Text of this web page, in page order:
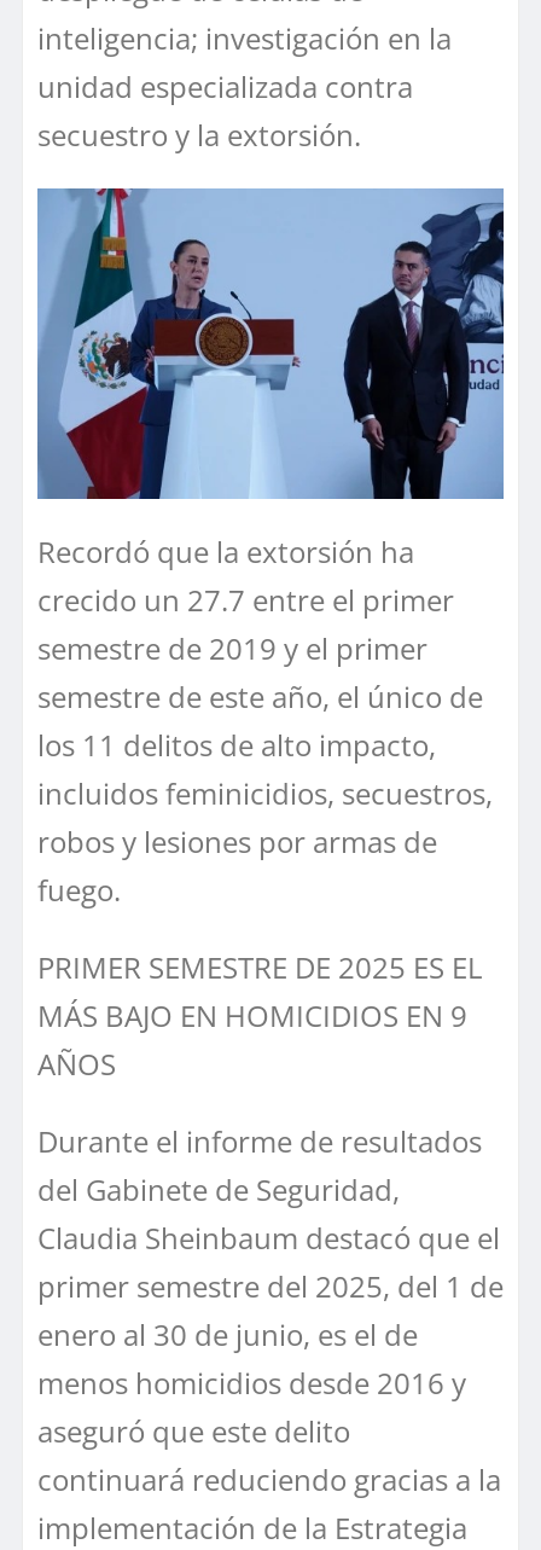
inteligencia; investigación en la
unidad especializada contra
secuestro y la extorsión.
Recordó que la extorsión ha
crecido un 27.7 entre el primer
semestre de 2019 y el primer
semestre de este año, el único de
los 11 delitos de alto impacto,
incluidos feminicidios, secuestros,
robos y lesiones por armas de
fuego.
PRIMER SEMESTRE DE 2025 ES EL
MÁS BAJO EN HOMICIDIOS EN 9
AÑOS
Durante el informe de resultados
del Gabinete de Seguridad,
Claudia Sheinbaum destacó que el
primer semestre del 2025, del 1 de
enero al 30 de junio, es el de
menos homicidios desde 2016 y
aseguró que este delito
continuará reduciendo gracias a la
implementación de la Estrategia